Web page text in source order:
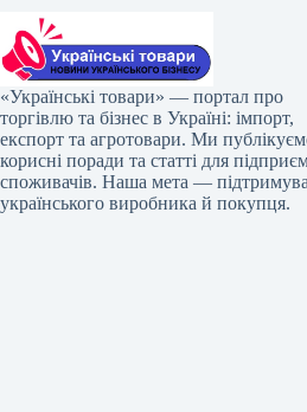
«Українські товари» — портал про
торгівлю та бізнес в Україні: імпорт,
експорт та агротовари. Ми
корисні поради та статті для
споживачів. Наша мета —
українського виробника й покупця.